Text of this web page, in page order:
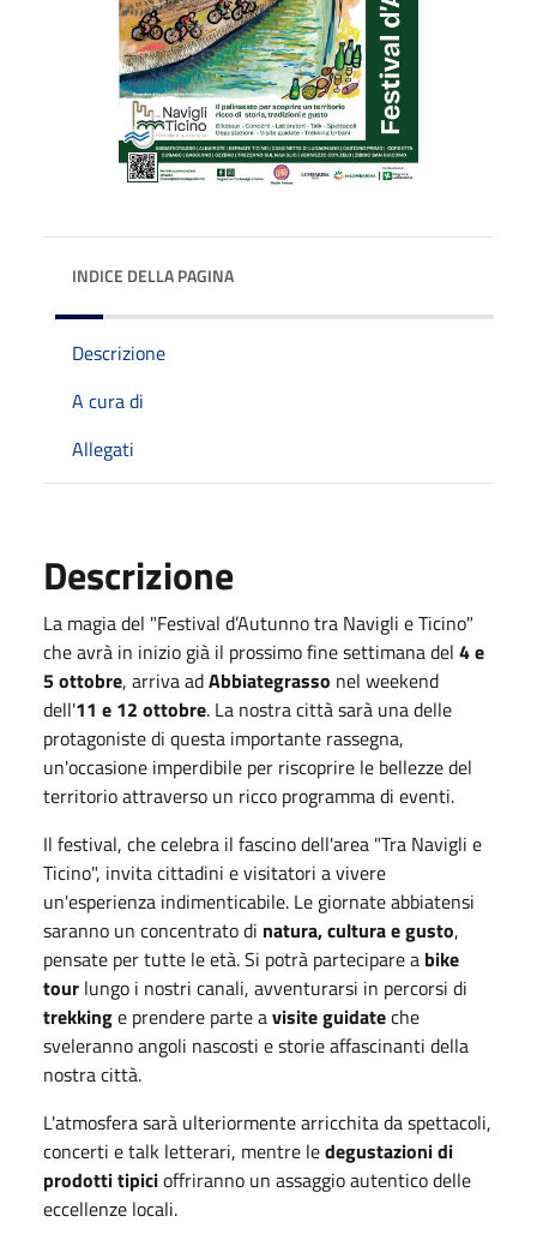
INDICE DELLA PAGINA
Descrizione
A cura di
Allegati
Descrizione
La magia del "Festival d’Autunno tra Navigli e Ticino"
che avrà in inizio già il prossimo fine settimana del 4 e
5 ottobre, arriva adAbbiategrasso nel weekend
dell'11 e 12 ottobre. La nostra città sarà una delle
protagoniste di questa importante rassegna,
un'occasione imperdibile per riscoprire le bellezze del
territorio attraverso un ricco programma di eventi.
Il festival, che celebra il fascino dell'area "Tra Navigli e
Ticino", invita cittadini e visitatori a vivere
un'esperienza indimenticabile. Le giornate abbiatensi
saranno un concentrato di natura, cultura e gusto,
pensate per tutte le età. Si potrà partecipare a bike
tour lungo i nostri canali, avventurarsi in percorsi di
trekkinge prendere parte avisite guidateche
sveleranno angoli nascosti e storie affascinanti della
nostra città.
L'atmosfera sarà ulteriormente arricchita da spettacoli,
concerti e talk letterari, mentre ledegustazioni di
prodotti tipicioffriranno un assaggio autentico delle
eccellenze locali.